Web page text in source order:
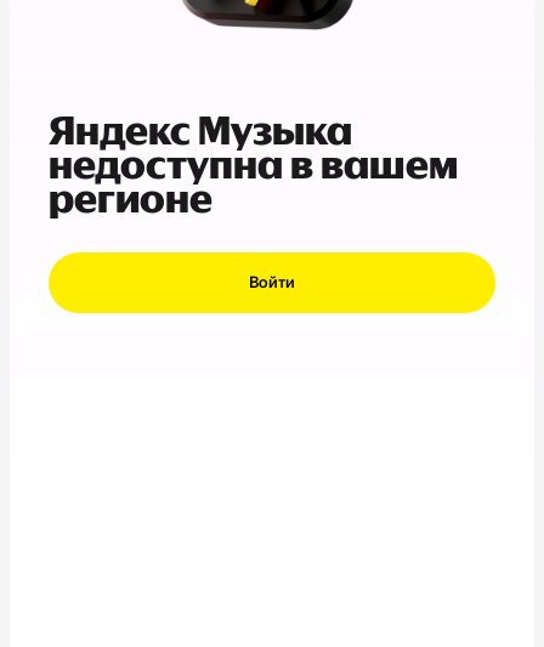
Яндекс Музыка
недоступна в вашем
регионе
Войти